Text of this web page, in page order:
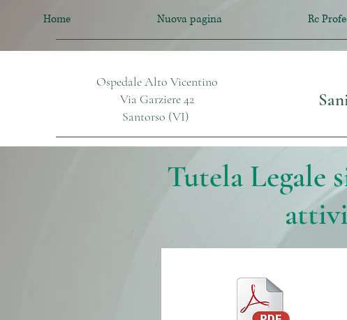
Home Nuova pagina Rc
Ospedale Alto Vicentino
Via Garziere 42
Santorso (VI)
Tutela Legale